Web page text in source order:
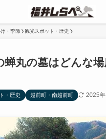
・季節 観光スポット・歴史
蝉丸の墓はどんな
・歴史 越前町・南越前町 2025